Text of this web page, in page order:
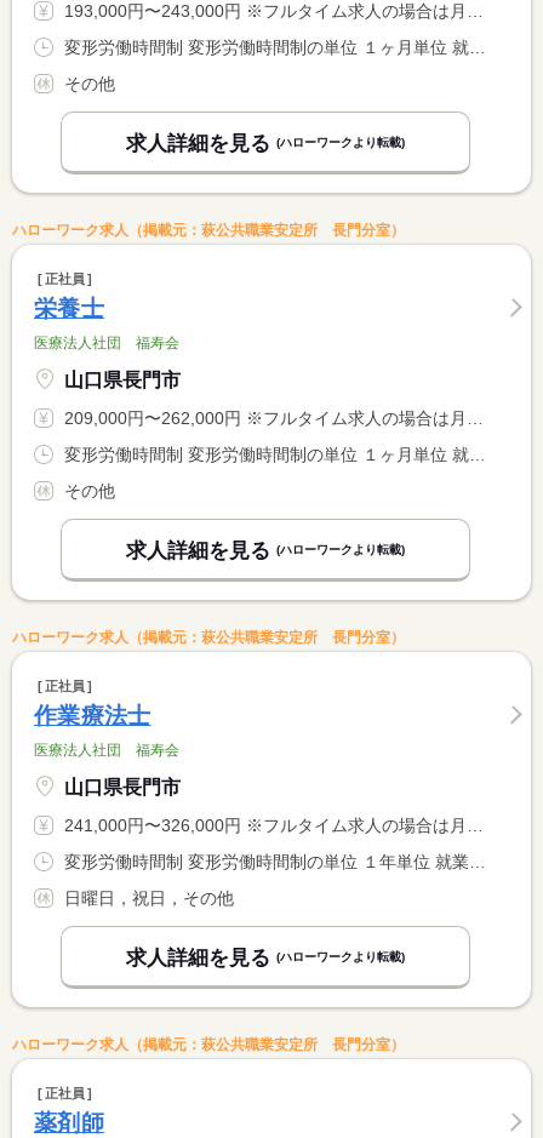
193,000円〜243,000円 ※フルタイム求人の場合は月額（換算額）、パート求人の場合は時間額を表示しています。
その他
求人詳細を見る (ハローワークより転載)
ハローワーク求人（掲載元：萩公共職業安定所 長門分室）
正社員
栄養士
医療法人社団 福寿会
山口県長門市
209,000円〜262,000円 ※フルタイム求人の場合は月額（換算額）、パート求人の場合は時間額を表示しています。
その他
求人詳細を見る (ハローワークより転載)
ハローワーク求人（掲載元：萩公共職業安定所 長門分室）
正社員
作業療法士
医療法人社団 福寿会
山口県長門市
241,000円〜326,000円 ※フルタイム求人の場合は月額（換算額）、パート求人の場合は時間額を表示しています。
日曜日，祝日，その他
求人詳細を見る (ハローワークより転載)
ハローワーク求人（掲載元：萩公共職業安定所 長門分室）
正社員
薬剤師